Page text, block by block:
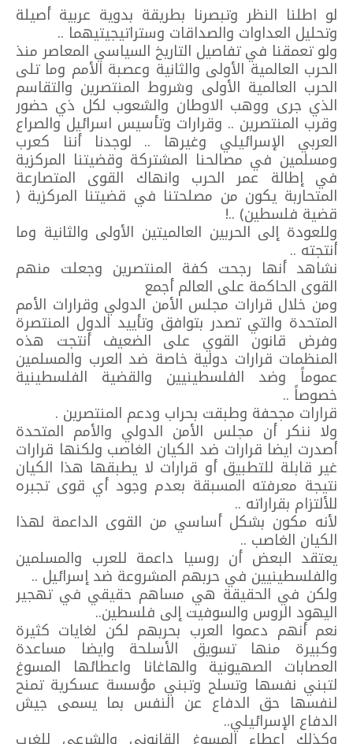
لو اطلنا النظر وتبصرنا بطريقة بدوية عربية أصيلة
وتحليل العداوات والصداقات وستراتيجيتيهما ..
ولو تعمقنا في تفاصيل التاريخ السياسي المعاصر منذ
الحرب العالمية الأولى والثانية وعصبة الأمم وما تلى
الحرب العالمية الأولى وشروط المنتصرين والتقاسم
الذي جرى ووهب الاوطان والشعوب لكل ذي حضور
وقرب المنتصرين .. وقرارات وتأسيس اسرائيل والصراع
العربي الإسرائيلي وغيرها .. لوجدنا أننا كعرب
ومسلمين في مصالحنا المشتركة وقضيتنا المركزية
في إطالة عمر الحرب وانهاك القوى المتصارعة
المتحاربة يكون من مصلحتنا في قضيتنا المركزية (
قضية فلسطين) ..!
وللعودة إلى الحربين العالميتين الأولى والثانية وما
أنتجته ..
نشاهد أنها رجحت كفة المنتصرين وجعلت منهم
القوى الحاكمة على العالم أجمع
ومن خلال قرارات مجلس الأمن الدولي وقرارات الأمم
المتحدة والتي تصدر بتوافق وتأييد الدول المنتصرة
وفرض قانون القوي على الضعيف أنتجت هذه
المنظمات قرارات دولية خاصة ضد العرب والمسلمين
عموماً وضد الفلسطينيين والقضية الفلسطينية
خصوصاً ..
قرارات مجحفة وطبقت بحراب ودعم المنتصرين .
ولا ننكر أن مجلس الأمن الدولي والأمم المتحدة
أصدرت ايضا قرارات ضد الكيان الغاصب ولكنها قرارات
غير قابلة للتطبيق أو قرارات لا يطبقها هذا الكيان
نتيجة معرفته المسبقة بعدم وجود أي قوى تجبره
للألتزام بقراراته ..
لأنه مكون بشكل أساسي من القوى الداعمة لهذا
الكيان الغاصب ..
يعتقد البعض أن روسيا داعمة للعرب والمسلمين
والفلسطينيين في حربهم المشروعة ضد إسرائيل ..
ولكن في الحقيقة هي مساهم حقيقي في تهجير
اليهود الروس والسوفيت إلى فلسطين..
نعم أنهم دعموا العرب بحربهم لكن لغايات كثيرة
وكبيرة منها تسويق الأسلحة وايضا مساعدة
العصابات الصهيونية والهاغانا واعطائها المسوغ
لتبني نفسها وتسلح وتبني مؤسسة عسكرية تمنح
لنفسها حق الدفاع عن النفس بما يسمى جيش
الدفاع الإسرائيلي..